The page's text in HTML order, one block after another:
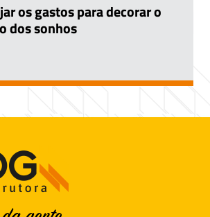
os gastos para decorar o
dos sonhos